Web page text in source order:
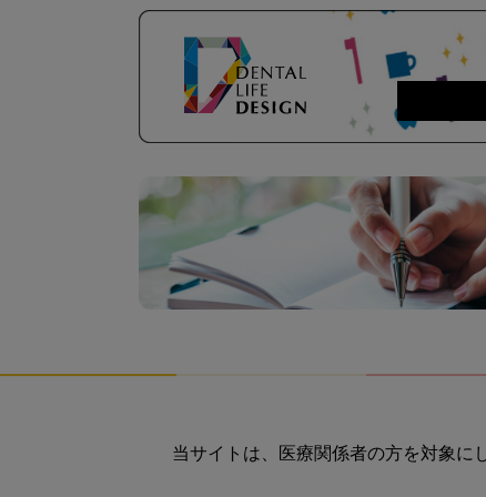
当サイトは、医療関係者の方を対象に